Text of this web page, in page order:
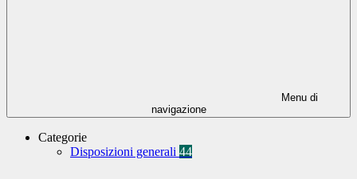
Menu di
navigazione
Categorie
Disposizioni generali 44